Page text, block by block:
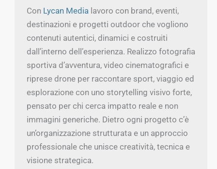
Con Lycan Media lavoro con brand, eventi,
destinazioni e progetti outdoor che vogliono
contenuti autentici, dinamici e costruiti
dall’interno dell’esperienza. Realizzo fotografia
sportiva d’avventura, video cinematografici e
riprese drone per raccontare sport, viaggio ed
esplorazione con uno storytelling visivo forte,
pensato per chi cerca impatto reale e non
immagini generiche. Dietro ogni progetto c’è
un’organizzazione strutturata e un approccio
professionale che unisce creatività, tecnica e
visione strategica.